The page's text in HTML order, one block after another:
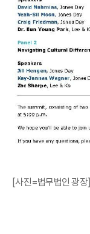
[사진=법무법인 광장]